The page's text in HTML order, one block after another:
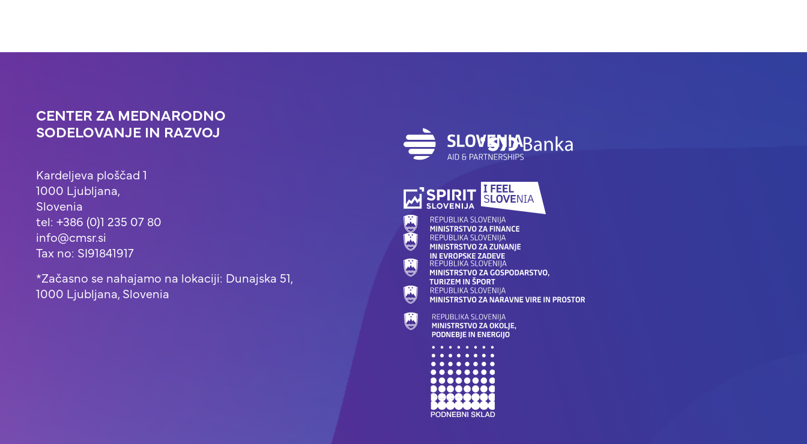
CENTER ZA MEDNARODNO
SODELOVANJE IN RAZVOJ
Kardeljeva ploščad 1
1000 Ljubljana,
Slovenia
tel: +386 (0)1 235 07 80
info@cmsr.si
Tax no: SI91841917
*Začasno se nahajamo na lokaciji: Dunajska 51,
1000 Ljubljana, Slovenia